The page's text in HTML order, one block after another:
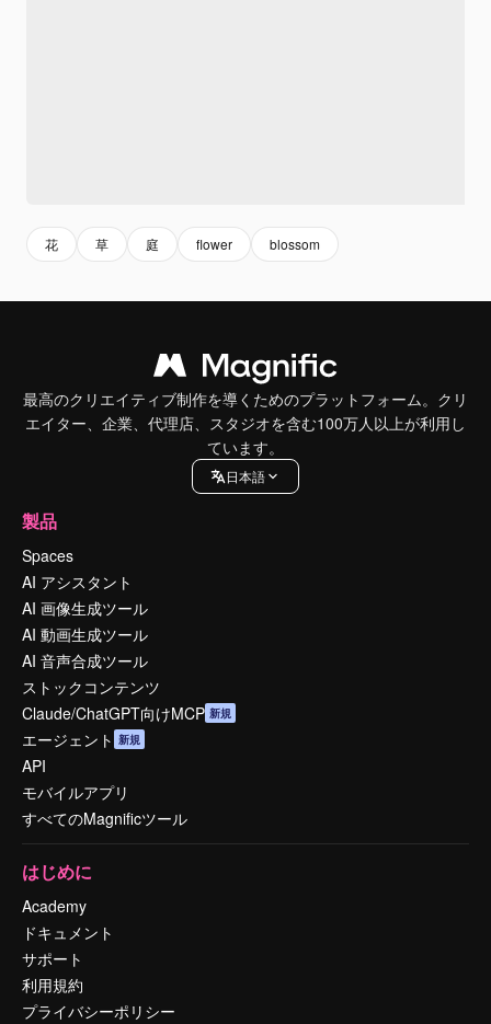
花 草 庭 flower blossom
最高のクリエイティブ制作を導くためのプラットフォーム。クリ
エイター、企業、代理店、スタジオを含む100万人以上が利用し
ています。
日本語
製品
Spaces
AI アシスタント
AI 画像生成ツール
AI 動画生成ツール
AI 音声合成ツール
ストックコンテンツ
Claude/ChatGPT向けMCP 新規
エージェント 新規
API
モバイルアプリ
すべてのMagnificツール
はじめに
Academy
ドキュメント
サポート
利用規約
プライバシーポリシー